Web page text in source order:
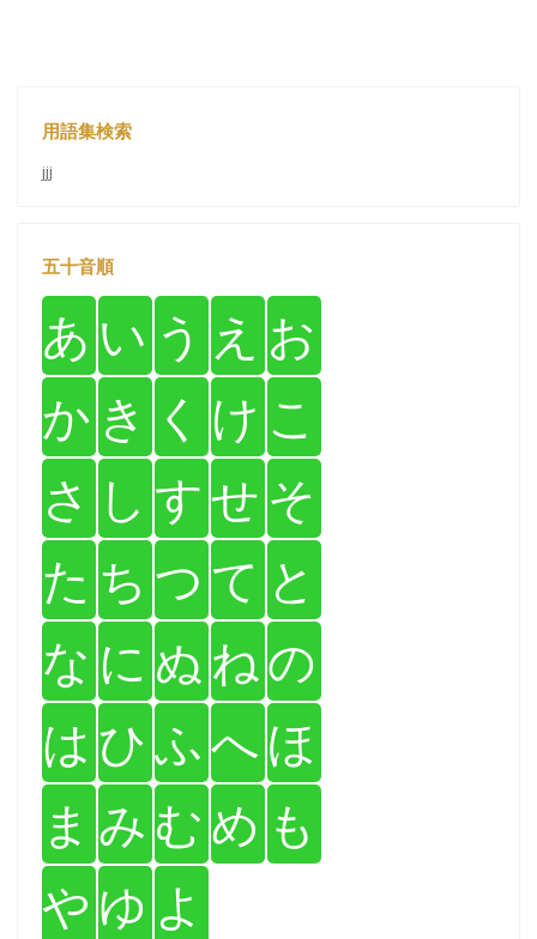
用語集検索
jjj
五十音順
あ い う え お
か き く け こ
さ し すせ そ
た ち つ て と
な に ぬ ねの
は ひふへほ
ま み むめ も
や ゆ よ